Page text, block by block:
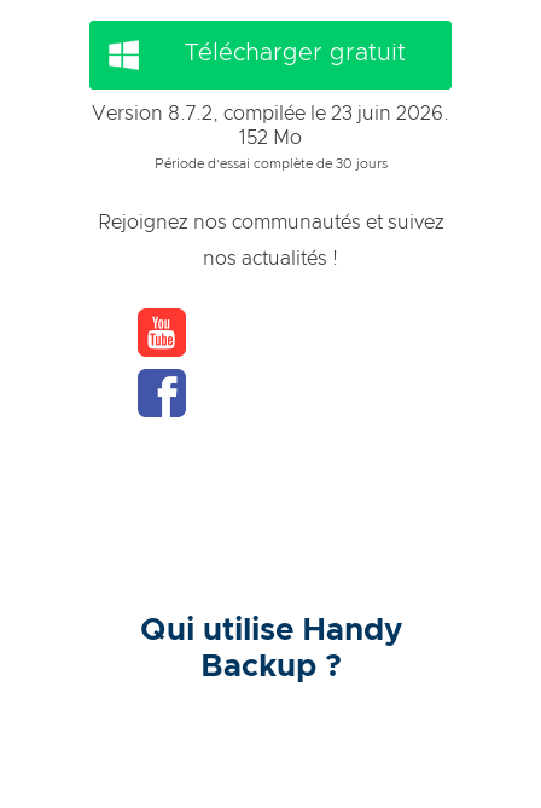
Télécharger gratuit
Version 8.7.2, compilée le 23 juin 2026.
152 Mo
Période d’essai complète de 30 jours
Rejoignez nos communautés et suivez
nos actualités !
Qui utilise Handy
Backup ?